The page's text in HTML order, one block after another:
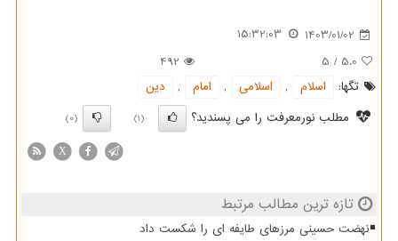
1403/01/02
15:32:03
5.0
/
5
492
تگها:
اسلام , اسلامی , امام ,
دین
مطلب نورمعرفت را می پسندید؟
(1)
(0)
X
تازه ترین مطالب مرتبط
نهضت حسینی مرزهای طایفه ای را شکست داد